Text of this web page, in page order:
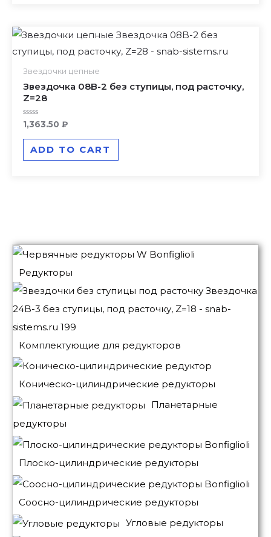
Редукторы
Комплектующие для редукторов
Коническо-цилиндрические редукторы
Планетарные
редукторы
Плоско-цилиндрические редукторы
Соосно-цилиндрические редукторы
Угловые редукторы
Звездочки цепные
Звездочка 08B-2 без ступицы, под расточку,
Z=28
Rated
out
1,363.50 ₽
ADD TO CART